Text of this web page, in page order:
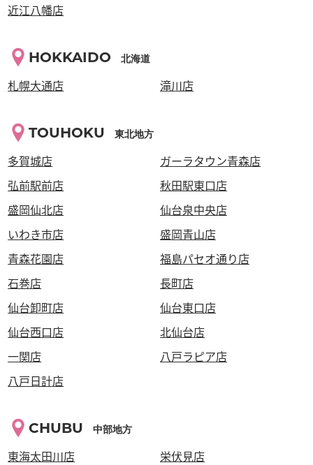
近江八幡店
HOKKAIDO 北海道
札幌大通店 滝川店
TOUHOKU 東北地方
多賀城店
ガーラタウン青森店
弘前駅前店
秋田駅東口店
盛岡仙北店
仙台泉中央店
いわき市店
盛岡青山店
青森花園店
福島パセオ通り店
石巻店
長町店
仙台卸町店
仙台東口店
仙台西口店
北仙台店
一関店
八戸ラピア店
八戸日計店
CHUBU 中部地方
東海太田川店
栄伏見店